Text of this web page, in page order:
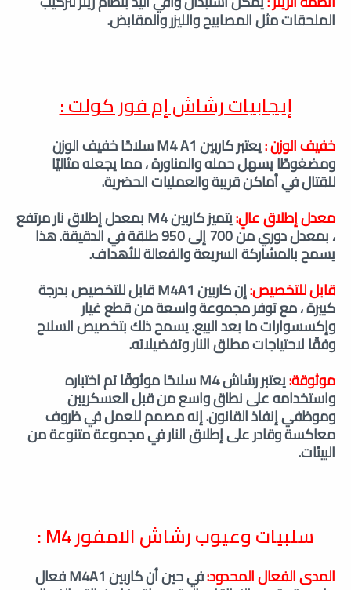
الملحقات مثل المصابيح والليزر والمقابض.
إيجابيات رشاش إم فور كولت :
خفيف الوزن : يعتبر كاربين M4 A1 سلاحًا خفيف الوزن
ومضغوطًا يسهل حمله والمناورة ، مما يجعله مثاليًا
للقتال في أماكن قريبة والعمليات الحضرية.
معدل إطلاق عالٍ:
يتميز كاربين M4 بمعدل إطلاق نار مرتفع
، بمعدل دوري من 700 إلى 950 طلقة في الدقيقة. هذا
يسمح بالمشاركة السريعة والفعالة للأهداف.
قابل للتخصيص:
إن كاربين M4A1 قابل للتخصيص بدرجة
كبيرة ، مع توفر مجموعة واسعة من قطع غيار
وإكسسوارات ما بعد البيع. يسمح ذلك بتخصيص السلاح
وفقًا لاحتياجات مطلق النار وتفضيلاته.
موثوقة:
يعتبر رشاش M4 سلاحًا موثوقًا تم اختباره
واستخدامه على نطاق واسع من قبل العسكريين
وموظفي إنفاذ القانون. إنه مصمم للعمل في ظروف
معاكسة وقادر على إطلاق النار في مجموعة متنوعة من
البيئات.
سلبيات وعيوب رشاش الامفور M4 :
المدى الفعال المحدود: في حين أن كاربين M4A1 فعال